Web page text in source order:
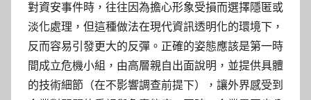
對資安事件時，往往因為擔心形象受損而選擇隱匿或
淡化處理，但這種做法在現代資訊透明化的環境下，
反而容易引發更大的反彈。正確的姿態應該是第一時
間成立危機小組，由高層親自出面說明，並提供具體
的技術細節（在不影響調查前提下），讓外界感受到